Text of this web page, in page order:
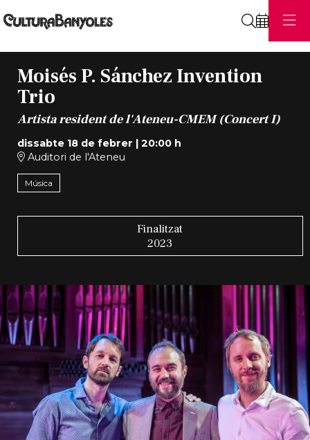
Moisés P. Sánchez Invention
Trio
Artista resident de l'Ateneu-CMEM (Concert I)
dissabte 18 de febrer | 20:00 h
Auditori de l'Ateneu
Música
Finalitzat
2023